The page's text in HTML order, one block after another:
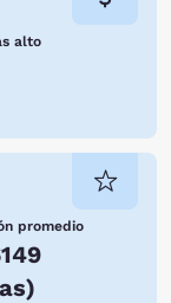
alto
promedio
)